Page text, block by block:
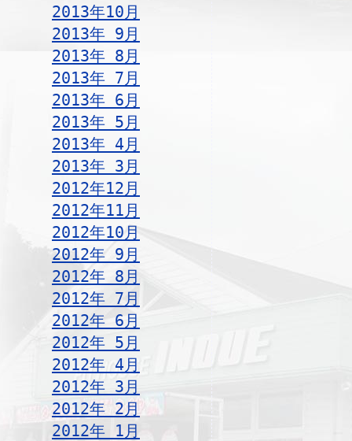
2013年10月
2013年 9月
2013年 8月
2013年 7月
2013年 6月
2013年 5月
2013年 4月
2013年 3月
2012年12月
2012年11月
2012年10月
2012年 9月
2012年 8月
2012年 7月
2012年 6月
2012年 5月
2012年 4月
2012年 3月
2012年 2月
2012年 1月